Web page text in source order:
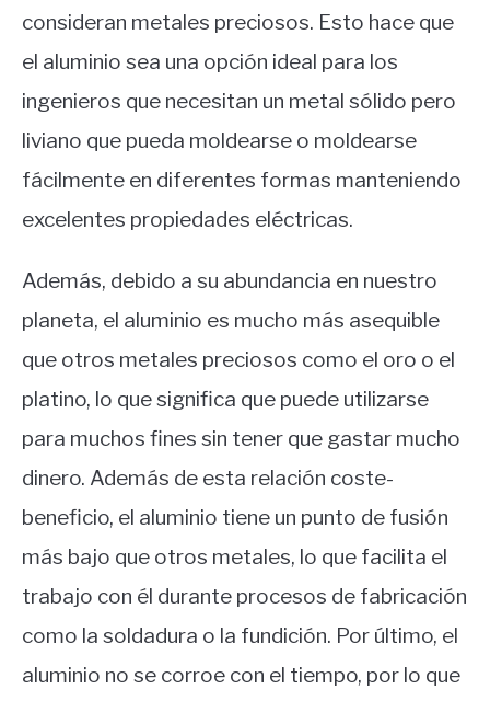
consideran metales preciosos. Esto hace que
el aluminio sea una opción ideal para los
ingenieros que necesitan un metal sólido pero
liviano que pueda moldearse o moldearse
fácilmente en diferentes formas manteniendo
excelentes propiedades eléctricas.
Además, debido a su abundancia en nuestro
planeta, el aluminio es mucho más asequible
que otros metales preciosos como el oro o el
platino, lo que significa que puede utilizarse
para muchos fines sin tener que gastar mucho
dinero. Además de esta relación coste-
beneficio, el aluminio tiene un punto de fusión
más bajo que otros metales, lo que facilita el
trabajo con él durante procesos de fabricación
como la soldadura o la fundición. Por último, el
aluminio no se corroe con el tiempo, por lo que